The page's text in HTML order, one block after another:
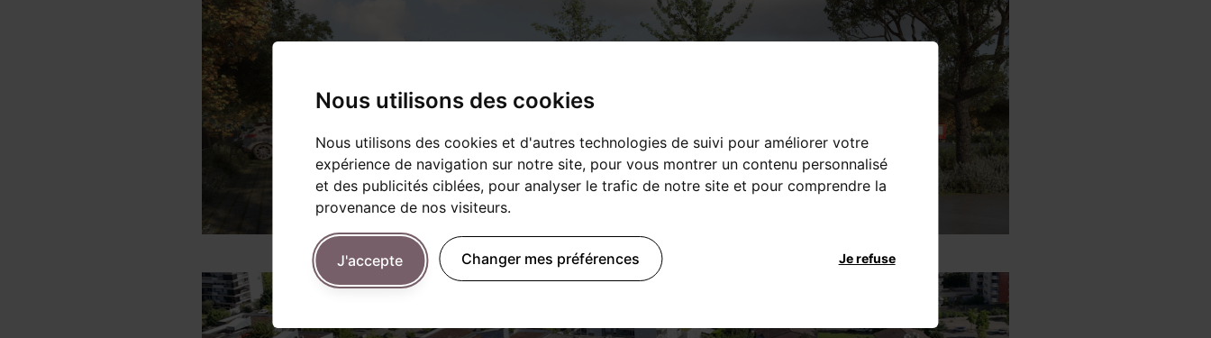
Nous utilisons des cookies
Nous utilisons des cookies et d'autres technologies de suivi pour améliorer votre
expérience de navigation sur notre site, pour vous montrer un contenu personnalisé
et des publicités ciblées, pour analyser le trafic de notre site et pour comprendre la
provenance de nos visiteurs.
J'accepte Je refuse
Changer mes préférences